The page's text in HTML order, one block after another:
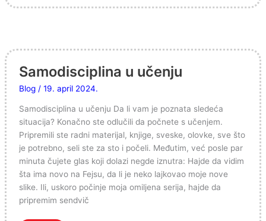
Samodisciplina u učenju
Blog/ 19. april 2024.
Samodisciplina u učenju Da li vam je poznata sledeća
situacija? Konačno ste odlučili da počnete s učenjem.
Pripremili ste radni materijal, knjige, sveske, olovke, sve što
je potrebno, seli ste za sto i počeli. Međutim, već posle par
minuta čujete glas koji dolazi negde iznutra: Hajde da vidim
šta ima novo na Fejsu, da li je neko lajkovao moje nove
slike. Ili, uskoro počinje moja omiljena serija, hajde da
pripremim sendvič
u